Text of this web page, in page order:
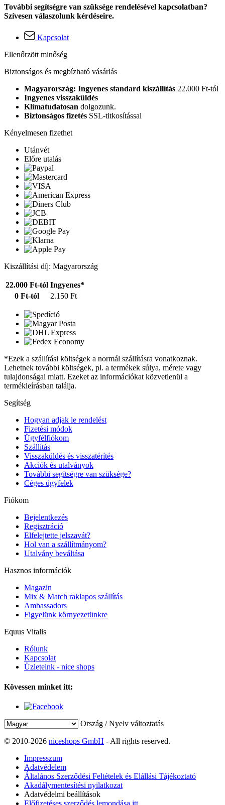
További segítségre van szüksége rendelésével kapcsolatban?
Szívesen válaszolunk kérdéseire.
Kapcsolat
Ellenőrzött minőség
Biztonságos és megbízható vásárlás
Magyarország: Ingyenes standard kiszállítás 22.000 Ft-tól
Ingyenes visszaküldés
Klímatudatosan dolgozunk.
Biztonságos fizetés SSL-titkosítással
Kényelmesen fizethet
Utánvét
Előre utalás
Kiszállítási díj: Magyarország
22.000 Ft-tól Ingyenes*
0 Ft-tól
2.150 Ft
*Ezek a szállítási költségek a normál szállításra vonatkoznak.
Lehetnek további költségek, pl. a termékek súlya, mérete vagy
tulajdonságai miatt. Ezeket az információkat közvetlenül a
termékleírásban találja.
Segítség
Hogyan adjak le rendelést
Fizetési módok
Ügyfélfiókom
Szállítás
Visszaküldés és visszatérítés
Akciók és utalványok
További segítségre van szüksége?
Céges ügyfelek
Fiókom
Bejelentkezés
Regisztráció
Elfelejtette jelszavát?
Hol van a szállítmányom?
Utalvány beváltása
Hasznos információk
Magazin
Mix & Match raklapos szállítás
Ambassadors
Figyelünk környezetünkre
Equus Vitalis
Rólunk
Kapcsolat
Üzleteink - nice shops
Kövessen minket itt:
Ország / Nyelv változtatás
© 2010-2026 niceshops GmbH - All rights reserved.
Impresszum
Adatvédelem
Általános Szerződési Feltételek és Elállási Tájékoztató
Akadálymentesítési nyilatkozat
Adatvédelmi beállítások
Előfizetéses szerződés lemondása itt